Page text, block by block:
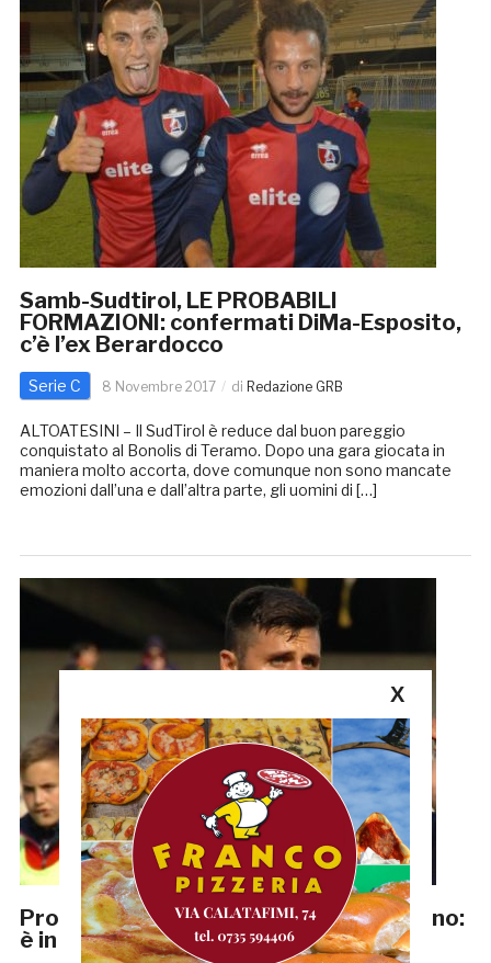
Samb-Sudtirol, LE PROBABILI
FORMAZIONI: confermati DiMa-Esposito,
c’è l’ex Berardocco
Serie C 8 Novembre 2017 di Redazione GRB
ALTOATESINI – Il SudTirol è reduce dal buon pareggio
conquistato al Bonolis di Teramo. Dopo una gara giocata in
maniera molto accorta, dove comunque non sono mancate
emozioni dall’una e dall’altra parte, gli uomini di […]
Problema alla tibia, si riferma Sorrentino:
è in dubbio per il Sudtirol
X